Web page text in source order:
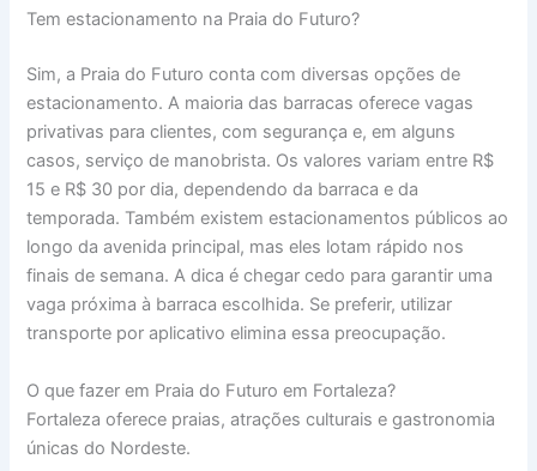
Tem estacionamento na Praia do Futuro?
Sim, a Praia do Futuro conta com diversas opções de
estacionamento. A maioria das barracas oferece vagas
privativas para clientes, com segurança e, em alguns
casos, serviço de manobrista. Os valores variam entre R$
15 e R$ 30 por dia, dependendo da barraca e da
temporada. Também existem estacionamentos públicos ao
longo da avenida principal, mas eles lotam rápido nos
finais de semana. A dica é chegar cedo para garantir uma
vaga próxima à barraca escolhida. Se preferir, utilizar
transporte por aplicativo elimina essa preocupação.
O que fazer em Praia do Futuro em Fortaleza?
Fortaleza oferece praias, atrações culturais e gastronomia
únicas do Nordeste.